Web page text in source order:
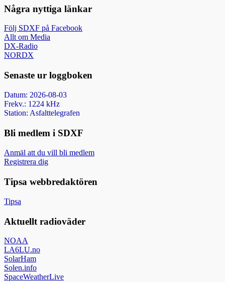
Några nyttiga länkar
Följ SDXF på Facebook
Allt om Media
DX-Radio
NORDX
Senaste ur loggboken
Datum: 2026-08-03
Frekv.: 1224 kHz
Station: Asfalttelegrafen
Bli medlem i SDXF
Anmäl att du vill bli medlem
Registrera dig
Tipsa webbredaktören
Tipsa
Aktuellt radioväder
NOAA
LA6LU.no
SolarHam
Solen.info
SpaceWeatherLive